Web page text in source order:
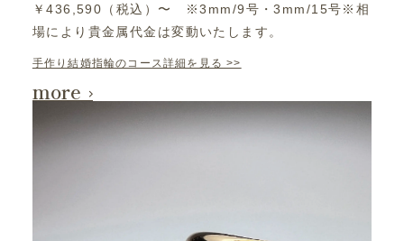
￥436,590（税込）〜 ※3mm/9号・3mm/15号※相
場により貴金属代金は変動いたします。
手作り結婚指輪のコース詳細を見る >>
more